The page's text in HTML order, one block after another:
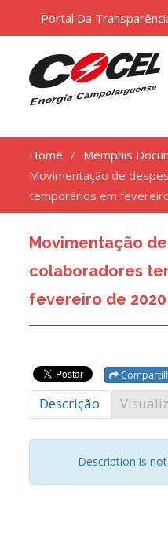
Portal Da
Home
Memphis
Movimentação de
temporários em
Movimentação
colaboradores
fevereiro de 2020
Descrição
Description is